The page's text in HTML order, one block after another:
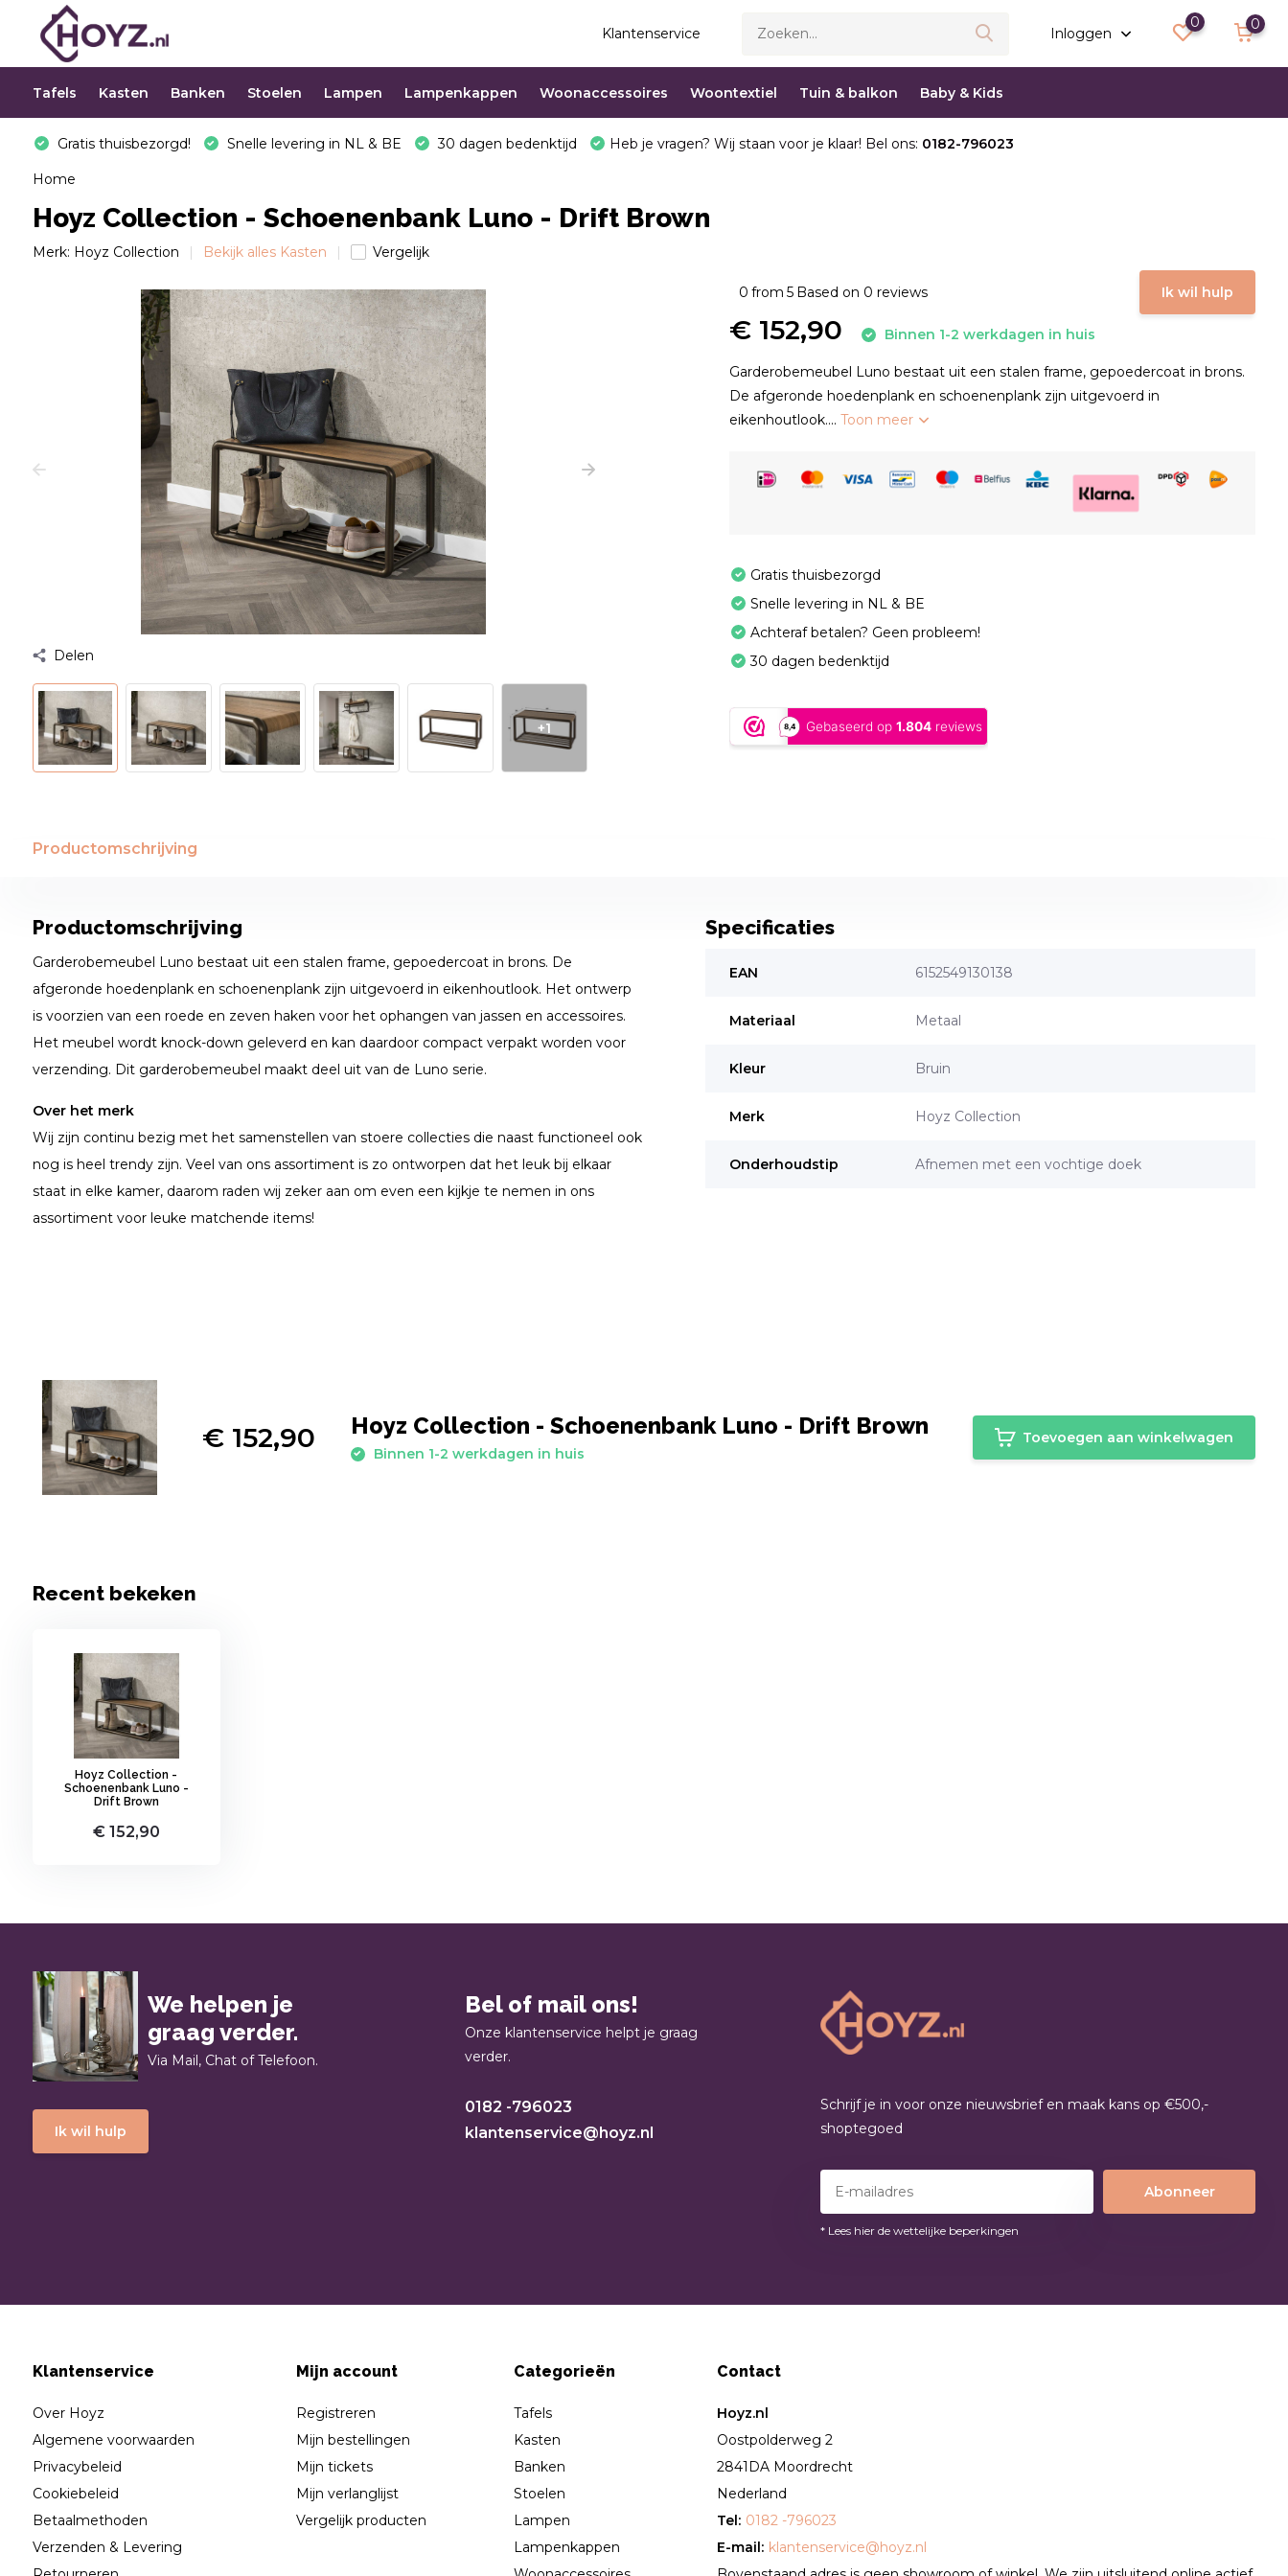
Klantenservice Inloggen
0 0
Tafels Kasten Banken Stoelen Lampen Lampenkappen Woonaccessoires Woontextiel Tuin & balkon Baby & Kids
Gratis thuisbezorgd! Snelle levering in NL & BE 30 dagen bedenktijd Heb je vragen? Wij staan voor je klaar! Bel ons: 0182-796023
Home
Hoyz Collection - Schoenenbank Luno - Drift Brown
Merk: Hoyz Collection Bekijk alles Kasten Vergelijk
Delen
+1
0 from 5 Based on 0 reviews Ik wil hulp
€ 152,90 Binnen 1-2 werkdagen in huis
Garderobemeubel Luno bestaat uit een stalen frame, gepoedercoat in brons.
De afgeronde hoedenplank en schoenenplank zijn uitgevoerd in
eikenhoutlook....Toon meer
Gratis thuisbezorgd
Snelle levering in NL & BE
Achteraf betalen? Geen probleem!
30 dagen bedenktijd
Productomschrijving
Productomschrijving
Garderobemeubel Luno bestaat uit een stalen frame, gepoedercoat in brons. De
afgeronde hoedenplank en schoenenplank zijn uitgevoerd in eikenhoutlook. Het ontwerp
is voorzien van een roede en zeven haken voor het ophangen van jassen en accessoires.
Het meubel wordt knock-down geleverd en kan daardoor compact verpakt worden voor
verzending. Dit garderobemeubel maakt deel uit van de Luno serie.
Over het merk
Wij zijn continu bezig met het samenstellen van stoere collecties die naast functioneel ook
nog is heel trendy zijn. Veel van ons assortiment is zo ontworpen dat het leuk bij elkaar
staat in elke kamer, daarom raden wij zeker aan om even een kijkje te nemen in ons
assortiment voor leuke matchende items!
Specificaties
EAN 6152549130138
Materiaal Metaal
Kleur Bruin
Merk Hoyz Collection
Onderhoudstip Afnemen met een vochtige doek
€ 152,90 Hoyz Collection - Schoenenbank Luno - Drift Brown
Binnen 1-2 werkdagen in huis
Toevoegen aan winkelwagen
Recent bekeken
Hoyz Collection -
Schoenenbank Luno -
Drift Brown
€ 152,90
We helpen je
graag verder.
Via Mail, Chat of Telefoon.
Ik wil hulp
Bel of mail ons!
Onze klantenservice helpt je graag
verder.
0182 -796023
klantenservice@hoyz.nl
Schrijf je in voor onze nieuwsbrief en maak kans op €500,-
shoptegoed
Abonneer
* Lees hier de wettelijke beperkingen
Klantenservice
Over Hoyz
Algemene voorwaarden
Privacybeleid
Cookiebeleid
Betaalmethoden
Verzenden & Levering
Mijn account
Registreren
Mijn bestellingen
Mijn tickets
Mijn verlanglijst
Vergelijk producten
Categorieën
Tafels
Kasten
Banken
Stoelen
Lampen
Lampenkappen
Contact
Hoyz.nl
Oostpolderweg 2
2841DA Moordrecht
Nederland
Tel: 0182 -796023
E-mail: klantenservice@hoyz.nl